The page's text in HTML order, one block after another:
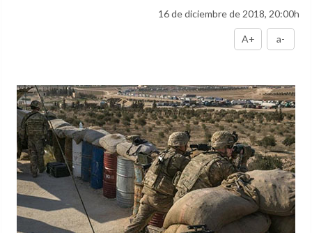
16 de diciembre de 2018, 20:00h
A+ a-